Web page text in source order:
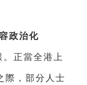
政治化
正當全港上
際，部分人士